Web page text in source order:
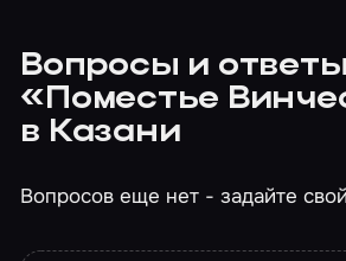
Вопросы и
«Поместье
в Казани
Вопросов еще нет - задайте